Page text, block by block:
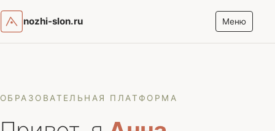
nozhi-slon.ru Меню
ОБРАЗОВАТЕЛЬНАЯ ПЛАТФОРМА